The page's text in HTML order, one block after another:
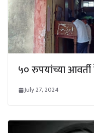
५० रुपयांच्या
July 27, 2024